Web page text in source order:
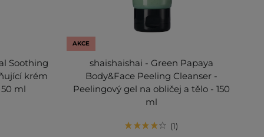
Soothing
krém
ml
AKCE
shaishaishai - Green Papaya
Body&Face Peeling Cleanser -
Peelingový gel na obličej a tělo - 150
ml
1